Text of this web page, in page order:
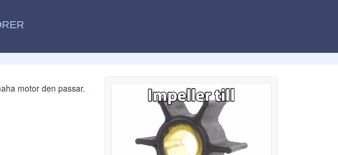
motor den passar.